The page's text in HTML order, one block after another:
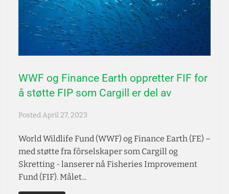
WWF og Finance Earth oppretter FIF for
å støtte FIP som Cargill er del av
PostedApril 27, 2023
World Wildlife Fund (WWF) og Finance Earth (FE) –
med støtte fra fôrselskaper som Cargill og
Skretting - lanserer nå Fisheries Improvement
Fund (FIF). Målet...